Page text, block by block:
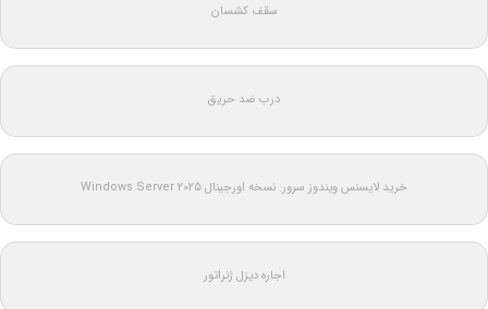
سقف کشسان
درب ضد حریق
خرید لایسنس ویندوز سرور: نسخه اورجینال Windows Server 2025
اجاره دیزل ژنراتور